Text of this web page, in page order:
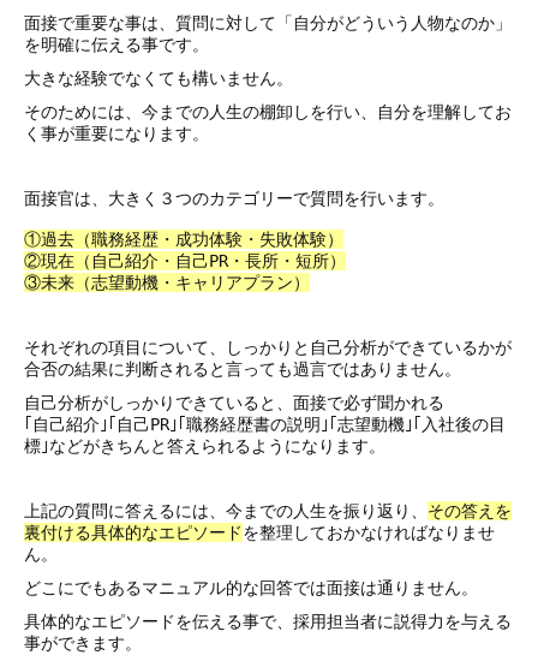
面接で重要な事は、質問に対して「自分がどういう人物なのか」
を明確に伝える事です。
大きな経験でなくても構いません。
そのためには、今までの人生の棚卸しを行い、自分を理解してお
く事が重要になります。
面接官は、大きく３つのカテゴリーで質問を行います。
①過去（職務経歴・成功体験・失敗体験）
②現在（自己紹介・自己PR・長所・短所）
③未来（志望動機・キャリアプラン）
それぞれの項目について、しっかりと自己分析ができているかが
合否の結果に判断されると言っても過言ではありません。
自己分析がしっかりできていると、面接で必ず聞かれる
｢自己紹介｣｢自己PR｣｢職務経歴書の説明｣｢志望動機｣｢入社後の目
標｣などがきちんと答えられるようになります。
上記の質問に答えるには、今までの人生を振り返り、 その答えを
裏付ける具体的なエピソードを整理しておかなければなりませ
ん。
どこにでもあるマニュアル的な回答では面接は通りません。
具体的なエピソードを伝える事で、採用担当者に説得力を与える
事ができます。